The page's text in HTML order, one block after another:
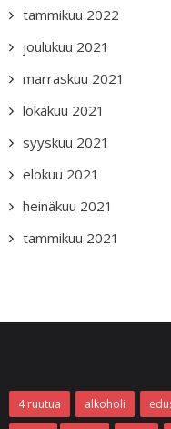
tammikuu 2022
joulukuu 2021
marraskuu 2021
lokakuu 2021
syyskuu 2021
elokuu 2021
heinäkuu 2021
tammikuu 2021
4 ruutua alkoholi